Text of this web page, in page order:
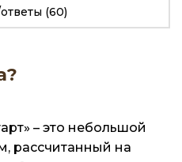
(60)
– это небольшой
рассчитанный на